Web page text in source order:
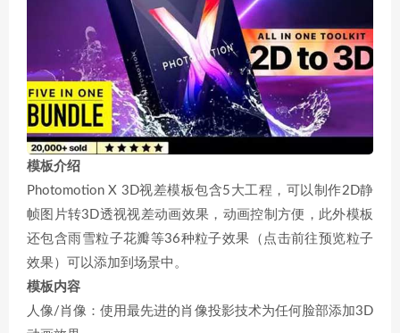
模板介绍
Photomotion X 3D视差模板包含5大工程，可以制作2D静
帧图片转3D透视视差动画效果，动画控制方便，此外模板
还包含雨雪粒子花瓣等36种粒子效果（点击前往预览粒子
效果）可以添加到场景中。
模板内容
人像/肖像：使用最先进的肖像投影技术为任何脸部添加3D